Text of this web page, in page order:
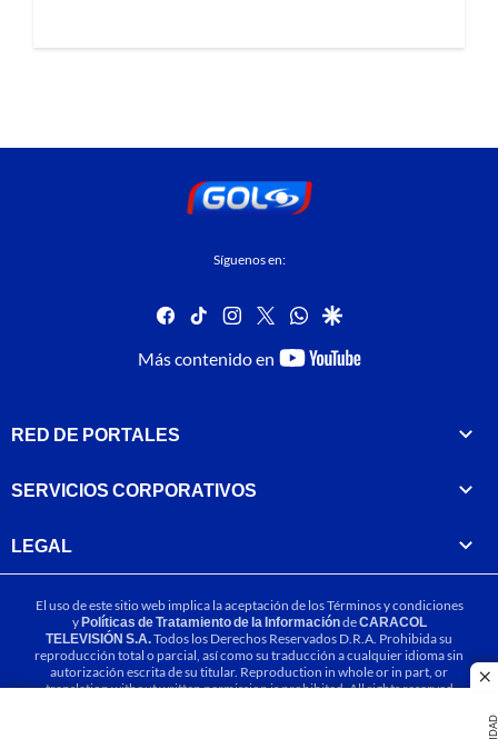
Síguenos en:
facebook
tiktok instagram
twitterwhatsapp
google
Más contenido en
youtube-
RED DE PORTALES
SERVICIOS CORPORATIVOS
LEGAL
El uso de este sitio web implica la aceptación de losTérminos y condiciones
yPolíticas de Tratamiento de la InformacióndeCARACOL
TELEVISIÓN S.A.Todos los Derechos Reservados D.R.A. Prohibida su
reproducción total o parcial, así como su traducción a cualquier idioma sin
autorización escrita de su titular. Reproduction in whole or in part, or
translation without written permission is prohibited. All rights reserved